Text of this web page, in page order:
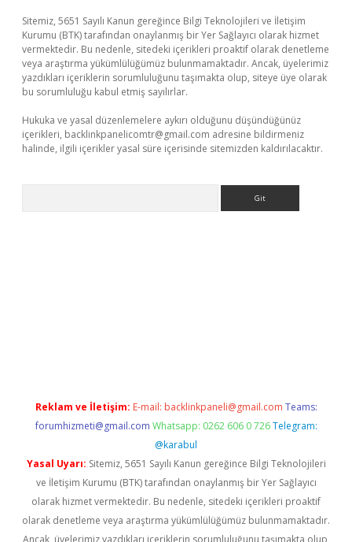
Sitemiz, 5651 Sayılı Kanun gereğince Bilgi Teknolojileri ve İletişim
Kurumu (BTK) tarafından onaylanmış bir Yer Sağlayıcı olarak hizmet
vermektedir. Bu nedenle, sitedeki içerikleri proaktif olarak denetleme
veya araştırma yükümlülüğümüz bulunmamaktadır. Ancak, üyelerimiz
yazdıkları içeriklerin sorumluluğunu taşımakta olup, siteye üye olarak
bu sorumluluğu kabul etmiş sayılırlar.
Hukuka ve yasal düzenlemelere aykırı olduğunu düşündüğünüz
içerikleri, backlinkpanelicomtr@gmail.com adresine bildirmeniz
halinde, ilgili içerikler yasal süre içerisinde sitemizden kaldırılacaktır.
Reklam ve İletişim: E-mail: backlinkpaneli@gmail.com Teams:
forumhizmeti@gmail.com Whatsapp: 0262 606 0 726 Telegram:
@karabul
Yasal Uyarı: Sitemiz, 5651 Sayılı Kanun gereğince Bilgi Teknolojileri
ve İletişim Kurumu (BTK) tarafından onaylanmış bir Yer Sağlayıcı
olarak hizmet vermektedir. Bu nedenle, sitedeki içerikleri proaktif
olarak denetleme veya araştırma yükümlülüğümüz bulunmamaktadır.
Ancak, üyelerimiz yazdıkları içeriklerin sorumluluğunu taşımakta olup,